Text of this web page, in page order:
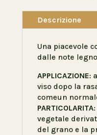
Descrizione
Una piacevole
dalle note
APPLICAZIONE:
viso dopo la
comeun
PARTICOLARITA
vegetale
del grano e la